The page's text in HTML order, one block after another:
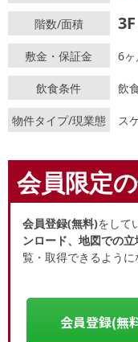
階数/面積
敷金・保証金 6
飲食条件 飲
物件タイプ/現業態 ス
会員限定
会員登録(無料)をして
ンロード、地図での
覧・取得できるように
会員登録(無